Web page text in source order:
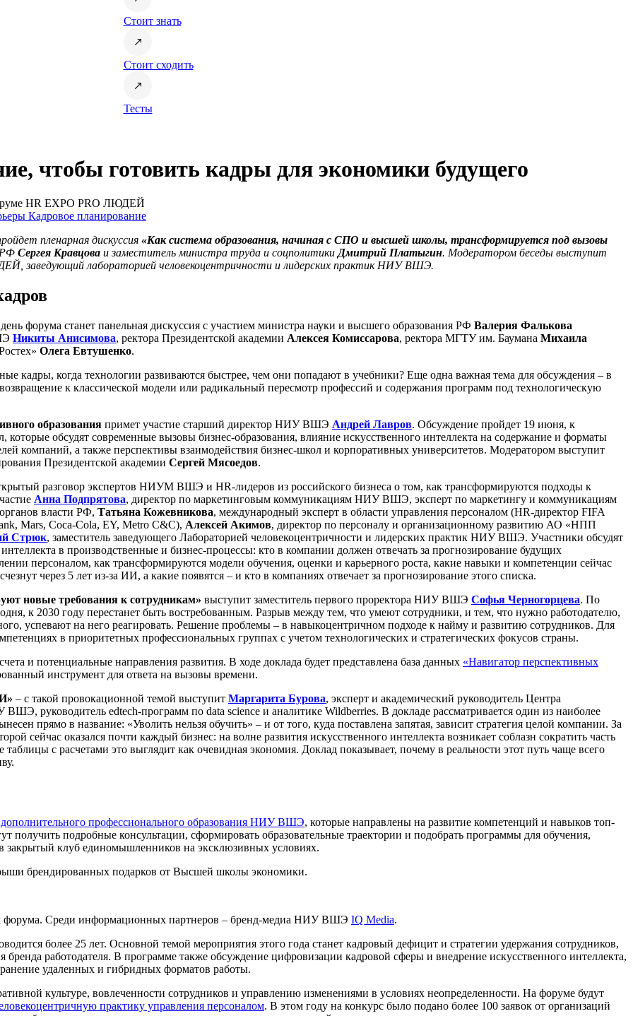
Стоит знать
Стоит сходить
Тесты
чтобы готовить кадры для экономики будущего
HR EXPO PRO ЛЮДЕЙ
Кадровое планирование
пленарная дискуссия «Как система образования, начиная с СПО и высшей школы, трансформируется под вызовы
РФ Сергея Кравцова и заместитель министра труда и соцполитики Дмитрий Платыгин. Модератором беседы выступит
заведующий лабораторией человекоцентричности и лидерских практик НИУ ВШЭ.
форума станет панельная дискуссия с участием министра науки и высшего образования РФ Валерия Фалькова
Никиты Анисимова, ректора Президентской академии Алексея Комиссарова, ректора МГТУ им. Баумана Михаила
Олега Евтушенко.
кадры, когда технологии развиваются быстрее, чем они попадают в учебники? Еще одна важная тема для обсуждения – в
к классической модели или радикальный пересмотр профессий и содержания программ под технологическую
образования примет участие старший директор НИУ ВШЭ Андрей Лавров. Обсуждение пройдет 19 июня, к
обсудят современные вызовы бизнес-образования, влияние искусственного интеллекта на содержание и форматы
компаний, а также перспективы взаимодействия бизнес-школ и корпоративных университетов. Модератором выступит
Президентской академии Сергей Мясоедов.
разговор экспертов НИУМ ВШЭ и HR-лидеров из российского бизнеса о том, как трансформируются подходы к
Анна Подпрятова, директор по маркетинговым коммуникациям НИУ ВШЭ, эксперт по маркетингу и коммуникациям
власти РФ, Татьяна Кожевникова, международный эксперт в области управления персоналом (HR-директор FIFA
Mars, Coca-Cola, EY, Metro C&C), Алексей Акимов, директор по персоналу и организационному развитию АО «НПП
Стрюк, заместитель заведующего Лабораторией человекоцентричности и лидерских практик НИУ ВШЭ. Участники обсудят
в производственные и бизнес-процессы: кто в компании должен отвечать за прогнозирование будущих
персоналом, как трансформируются модели обучения, оценки и карьерного роста, какие навыки и компетенции сейчас
через 5 лет из-за ИИ, а какие появятся – и кто в компаниях отвечает за прогнозирование этого списка.
новые требования к сотрудникам» выступит заместитель первого проректора НИУ ВШЭ Софья Черногорцева. По
к 2030 году перестанет быть востребованным. Разрыв между тем, что умеют сотрудники, и тем, что нужно работодателю,
успевают на него реагировать. Решение проблемы – в навыкоцентричном подходе к найму и развитию сотрудников. Для
в приоритетных профессиональных группах с учетом технологических и стратегических фокусов страны.
и потенциальные направления развития. В ходе доклада будет представлена база данных «Навигатор перспективных
инструмент для ответа на вызовы времени.
– с такой провокационной темой выступит Маргарита Бурова, эксперт и академический руководитель Центра
руководитель edtech-программ по data science и аналитике Wildberries. В докладе рассматривается один из наиболее
прямо в название: «Уволить нельзя обучить» – и от того, куда поставлена запятая, зависит стратегия целой компании. За
сейчас оказался почти каждый бизнес: на волне развития искусственного интеллекта возникает соблазн сократить часть
с расчетами это выглядит как очевидная экономия. Доклад показывает, почему в реальности этот путь чаще всего
профессионального образования НИУ ВШЭ, которые направлены на развитие компетенций и навыков топ-
получить подробные консультации, сформировать образовательные траектории и подобрать программы для обучения,
закрытый клуб единомышленников на эксклюзивных условиях.
брендированных подарков от Высшей школы экономики.
форума. Среди информационных партнеров – бренд-медиа НИУ ВШЭ IQ Media.
более 25 лет. Основной темой мероприятия этого года станет кадровый дефицит и стратегии удержания сотрудников,
работодателя. В программе также обсуждение цифровизации кадровой сферы и внедрение искусственного интеллекта,
удаленных и гибридных форматов работы.
культуре, вовлеченности сотрудников и управлению изменениями в условиях неопределенности. На форуме будут
практику управления персоналом. В этом году на конкурс было подано более 100 заявок от организаций